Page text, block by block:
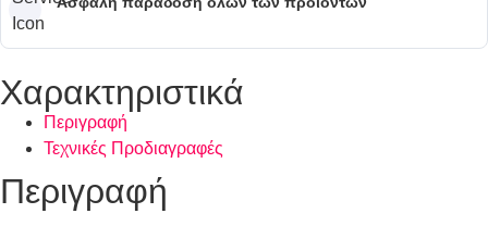
Χαρακτηριστικά
Περιγραφή
Τεχνικές Προδιαγραφές
Περιγραφή